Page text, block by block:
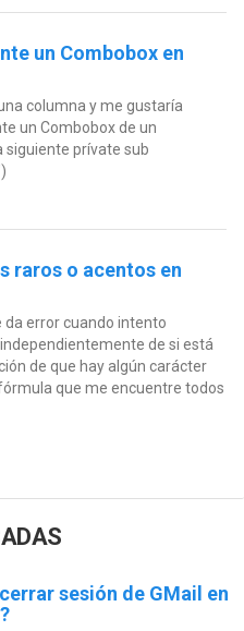
un Combobox en
columna y me gustaría
un Combobox de un
siguiente prívate sub
raros o acentos en
da error cuando intento
de si está
de que hay algún carácter
que me encuentre todos
sesión de GMail en